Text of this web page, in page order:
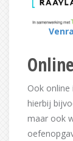
Ook online
hierbij
maar ook